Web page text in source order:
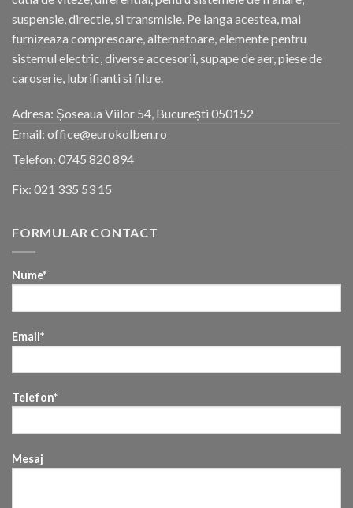
suspensie, directie, si transmisie. Pe langa acestea, mai
furnizeaza compresoare, alternatoare, elemente pentru
sistemul electric, diverse accesorii, supape de aer, piese de
caroserie, lubrifianti si filtre.
Adresa: Șoseaua Viilor 54, București 050152
Email: office@eurokolben.ro
Telefon: 0745 820 894
Fix: 021 335 53 15
FORMULAR CONTACT
Nume*
Email*
Telefon*
Mesaj